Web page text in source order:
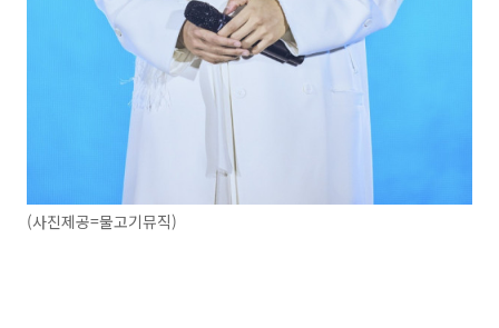
(사진제공=물고기뮤직)